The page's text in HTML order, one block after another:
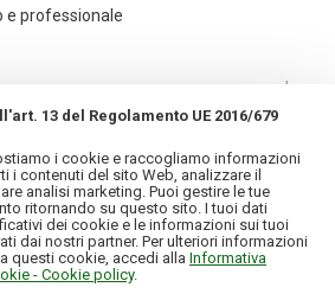
e professionale
13 del Regolamento UE 2016/679
i cookie e raccogliamo informazioni
i contenuti del sito Web, analizzare il
analisi marketing. Puoi gestire le tue
ritornando su questo sito. I tuoi dati
dei cookie e le informazioni sui tuoi
dai nostri partner. Per ulteriori informazioni
questi cookie, accedi alla Informativa
- Cookie policy.